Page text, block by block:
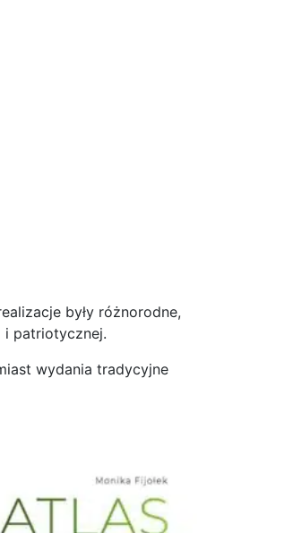
były różnorodne,
i patriotycznej.
wydania tradycyjne